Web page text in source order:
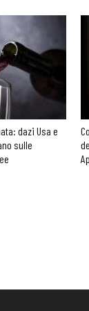
dazi Usa e
sulle